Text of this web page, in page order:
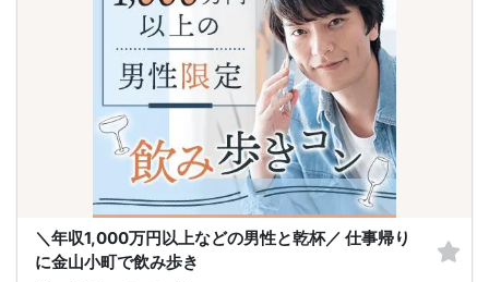
＼年収1,000万円以上などの男性と乾杯／ 仕事帰り
に金山小町で飲み歩き